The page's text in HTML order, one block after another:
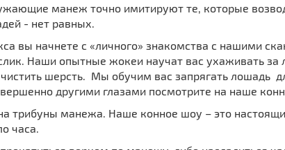
манеж точно имитируют те, которые
- нет равных.
вы начнете с «личного» знакомства с нашими
Наши опытные жокеи научат вас ухаживать за
чистить шерсть. Мы обучим вас запрягать лошадь
другими глазами посмотрите на наше
трибуны манежа. Наше конное шоу – это
часа.